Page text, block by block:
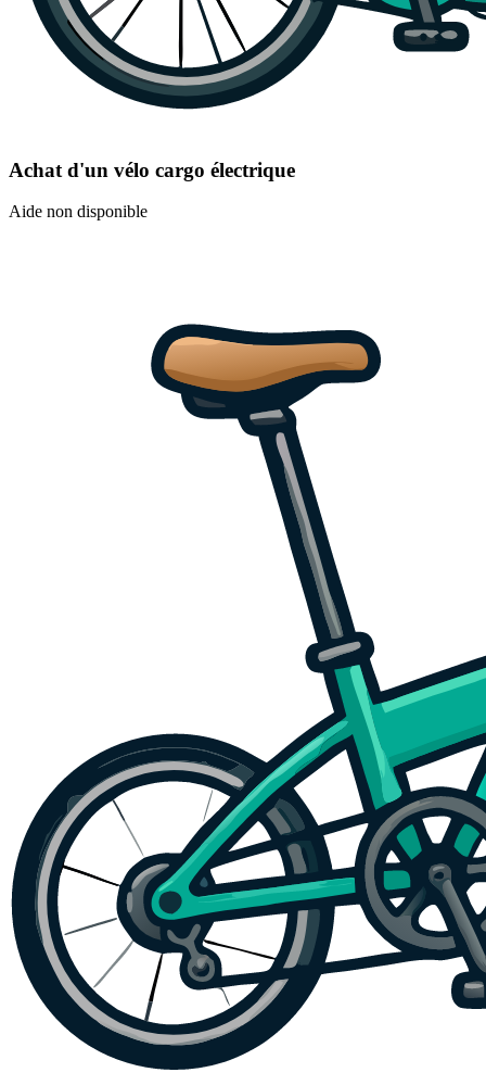
Achat d'un vélo cargo électrique
Aide non disponible